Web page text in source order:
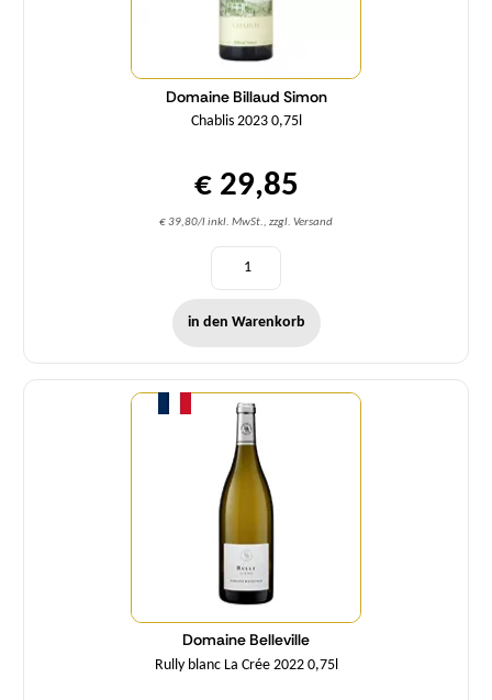
Domaine Billaud Simon
Chablis 2023 0,75l
€ 29,85
€ 39,80/l inkl. MwSt., zzgl. Versand
in den Warenkorb
Domaine Belleville
Rully blanc La Crée 2022 0,75l
Menge